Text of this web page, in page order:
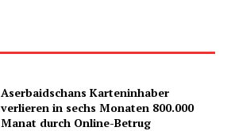
Aserbaidschans Karteninhaber
verlieren in sechs Monaten 800.000
Manat durch Online-Betrug